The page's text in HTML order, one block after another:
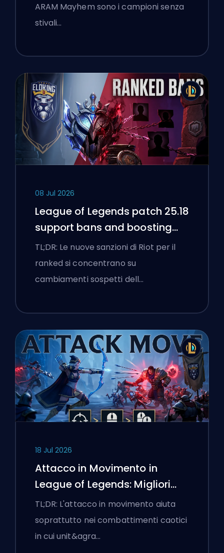
ARAM Mayhem sono i campioni senza
stivali…
08 Jul 2026
League of Legends patch 25.18
support bans and boosting
flags
TL;DR: Le nuove sanzioni di Riot per il
ranked si concentrano su
cambiamenti sospetti dell…
18 Jul 2026
Attacco in Movimento in
League of Legends: Migliori
Impostazioni
TL;DR: L'attacco in movimento aiuta
soprattutto nei combattimenti caotici
in cui unit&agra…